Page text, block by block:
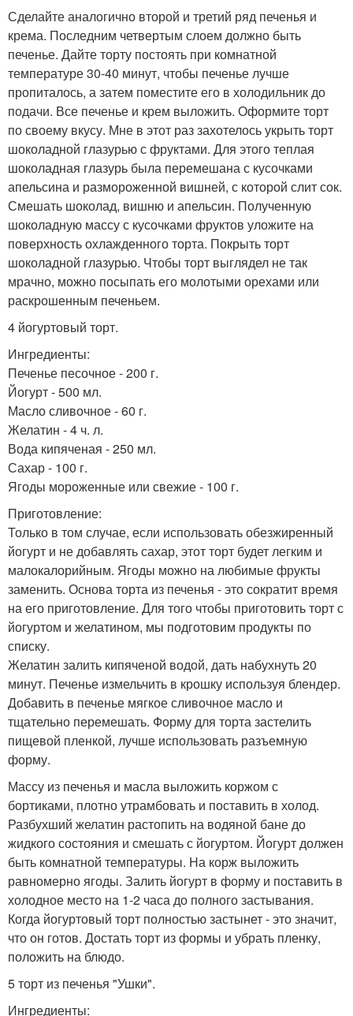
Сделайте аналогично второй и третий ряд печенья и
крема. Последним четвертым слоем должно быть
печенье. Дайте торту постоять при комнатной
температуре 30-40 минут, чтобы печенье лучше
пропиталось, а затем поместите его в холодильник до
подачи. Все печенье и крем выложить. Оформите торт
по своему вкусу. Мне в этот раз захотелось укрыть торт
шоколадной глазурью с фруктами. Для этого теплая
шоколадная глазурь была перемешана с кусочками
апельсина и размороженной вишней, с которой слит сок.
Смешать шоколад, вишню и апельсин. Полученную
шоколадную массу с кусочками фруктов уложите на
поверхность охлажденного торта. Покрыть торт
шоколадной глазурью. Чтобы торт выглядел не так
мрачно, можно посыпать его молотыми орехами или
раскрошенным печеньем.
4 йогуртовый торт.
Ингредиенты:
Печенье песочное - 200 г.
Йогурт - 500 мл.
Масло сливочное - 60 г.
Желатин - 4 ч. л.
Вода кипяченая - 250 мл.
Сахар - 100 г.
Ягоды мороженные или свежие - 100 г.
Приготовление:
Только в том случае, если использовать обезжиренный
йогурт и не добавлять сахар, этот торт будет легким и
малокалорийным. Ягоды можно на любимые фрукты
заменить. Основа торта из печенья - это сократит время
на его приготовление. Для того чтобы приготовить торт с
йогуртом и желатином, мы подготовим продукты по
списку.
Желатин залить кипяченой водой, дать набухнуть 20
минут. Печенье измельчить в крошку используя блендер.
Добавить в печенье мягкое сливочное масло и
тщательно перемешать. Форму для торта застелить
пищевой пленкой, лучше использовать разъемную
форму.
Массу из печенья и масла выложить коржом с
бортиками, плотно утрамбовать и поставить в холод.
Разбухший желатин растопить на водяной бане до
жидкого состояния и смешать с йогуртом. Йогурт должен
быть комнатной температуры. На корж выложить
равномерно ягоды. Залить йогурт в форму и поставить в
холодное место на 1-2 часа до полного застывания.
Когда йогуртовый торт полностью застынет - это значит,
что он готов. Достать торт из формы и убрать пленку,
положить на блюдо.
5 торт из печенья "Ушки".
Ингредиенты: